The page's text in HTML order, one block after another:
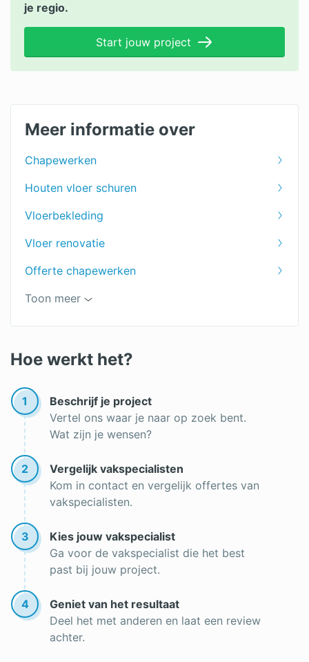
je regio.
Start jouw project
Meer informatie over
Chapewerken
Houten vloer schuren
Vloerbekleding
Vloer renovatie
Offerte chapewerken
Vloer egaliseren
PVC vloer leggen
Vloer leggen
Toon meer
Hoe werkt het?
1
Beschrijf je project
Vertel ons waar je naar op zoek bent.
Wat zijn je wensen?
2
Vergelijk vakspecialisten
Kom in contact en vergelijk offertes van
vakspecialisten.
3
Kies jouw vakspecialist
Ga voor de vakspecialist die het best
past bij jouw project.
4
Geniet van het resultaat
Deel het met anderen en laat een review
achter.